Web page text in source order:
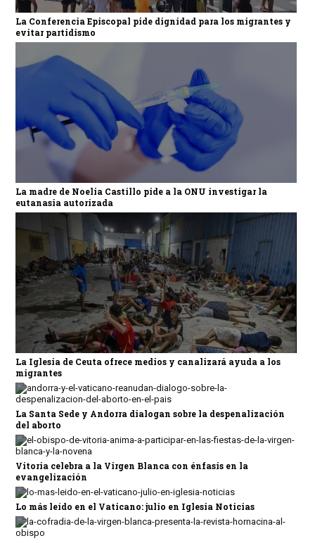
La Conferencia Episcopal pide dignidad para los migrantes y
evitar partidismo
La madre de Noelia Castillo pide a la ONU investigar la
eutanasia autorizada
La Iglesia de Ceuta ofrece medios y canalizará ayuda a los
migrantes
La Santa Sede y Andorra dialogan sobre la despenalización
del aborto
Vitoria celebra a la Virgen Blanca con énfasis en la
evangelización
Lo más leído en el Vaticano: julio en Iglesia Noticias